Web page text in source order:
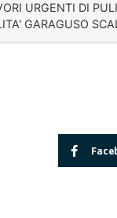
URGENTI DI
GARAGUSO